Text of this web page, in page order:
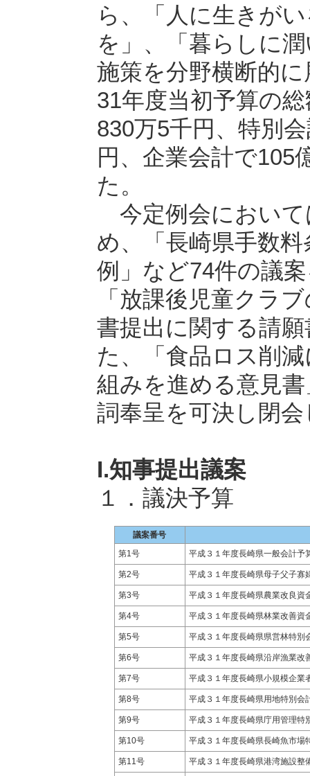
ら、「人に生きが
を」、「暮らしに
施策を分野横断的
31年度当初予算の
830万5千円、特別
円、企業会計で105
た。
今定例会において
め、「長崎県手数
例」など74件の議
「放課後児童クラ
書提出に関する請
た、「食品ロス削
組みを進める意見
詞奉呈を可決し閉
I.知事提出議案
１．議決予算
議案番号
第1号
平成３１年度長崎県一般会計予
第2号 平成３１年度長崎県母子父子寡
第3号 平成３１年度長崎県農業改良資
第4号 平成３１年度長崎県林業改善資
第5号 平成３１年度長崎県県営林特別
第6号 平成３１年度長崎県沿岸漁業改
第7号 平成３１年度長崎県小規模企業
第8号 平成３１年度長崎県用地特別会
第9号 平成３１年度長崎県庁用管理特
第10号 平成３１年度長崎県長崎魚市場
第11号 平成３１年度長崎県港湾施設整